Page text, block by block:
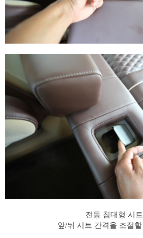
전동 침대형 시트
앞/뒤 시트 간격을 조절